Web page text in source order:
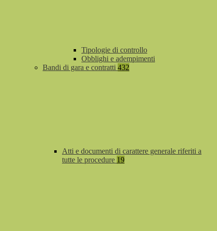
Tipologie di controllo
Obblighi e adempimenti
Bandi di gara e contratti 432
Atti e documenti di carattere generale riferiti a
tutte le procedure 19